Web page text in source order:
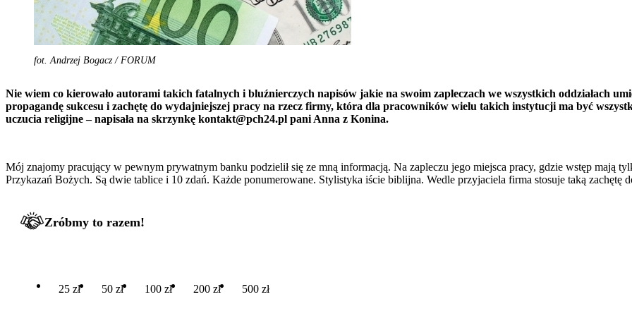
fot. Andrzej Bogacz / FORUM
Nie wiem co kierowało autorami takich fatalnych i bluźnierczych napisów jakie na swoim zapleczach we wszystkich oddziałach
propagandę sukcesu i zachętę do wydajniejszej pracy na rzecz firmy, która dla pracowników wielu takich instytucji ma być
uczucia religijne – napisała na skrzynkę kontakt@pch24.pl pani Anna z Konina.
Mój znajomy pracujący w pewnym prywatnym banku podzielił się ze mną informacją. Na zapleczu jego miejsca pracy, gdzie wstęp mają
Przykazań Bożych. Są dwie tablice i 10 zdań. Każde ponumerowane. Stylistyka iście biblijna. Wedle przyjaciela firma stosuje taką
Zróbmy to razem!
25 zł 50 zł 100 zł 200 zł 500 zł